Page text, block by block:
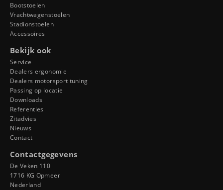
Bootstoelen
Vrachtwagenstoelen
Stadionstoelen
Accessoires
Bekijk ook
Service
Dealers ergonomie
Dealers motorsport tuning
Passing op locatie
Downloads
Referenties
Zitadvies
Nieuws
Contact
Contactgegevens
De Veken 110
1716 KG Opmeer
Nederland